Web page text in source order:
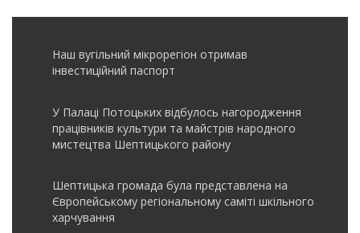
Наш вугільний мікрорегіон отримав
інвеcтиційний паспорт
У Палаці Потоцьких відбулось нагородження
працівників культури та майстрів народного
мистецтва Шептицького району
Шептицька громада була представлена на
Європейському регіональному саміті шкільного
харчування